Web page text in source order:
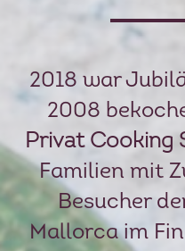
2018 war
2008
Privat Cooking
Familien mit
Besucher
Mallorca im